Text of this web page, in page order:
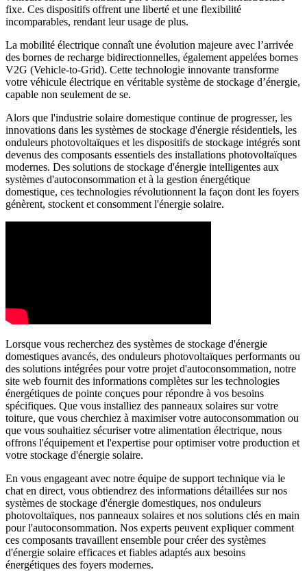
fixe. Ces dispositifs offrent une liberté et une flexibilité
incomparables, rendant leur usage de plus.
La mobilité électrique connaît une évolution majeure avec l’arrivée
des bornes de recharge bidirectionnelles, également appelées bornes
V2G (Vehicle-to-Grid). Cette technologie innovante transforme
votre véhicule électrique en véritable système de stockage d’énergie,
capable non seulement de se.
Alors que l'industrie solaire domestique continue de progresser, les
innovations dans les systèmes de stockage d'énergie résidentiels, les
onduleurs photovoltaïques et les dispositifs de stockage intégrés sont
devenus des composants essentiels des installations photovoltaïques
modernes. Des solutions de stockage d'énergie intelligentes aux
systèmes d'autoconsommation et à la gestion énergétique
domestique, ces technologies révolutionnent la façon dont les foyers
génèrent, stockent et consomment l'énergie solaire.
Lorsque vous recherchez des systèmes de stockage d'énergie
domestiques avancés, des onduleurs photovoltaïques performants ou
des solutions intégrées pour votre projet d'autoconsommation, notre
site web fournit des informations complètes sur les technologies
énergétiques de pointe conçues pour répondre à vos besoins
spécifiques. Que vous installiez des panneaux solaires sur votre
toiture, que vous cherchiez à maximiser votre autoconsommation ou
que vous souhaitiez sécuriser votre alimentation électrique, nous
offrons l'équipement et l'expertise pour optimiser votre production et
votre stockage d'énergie solaire.
En vous engageant avec notre équipe de support technique via le
chat en direct, vous obtiendrez des informations détaillées sur nos
systèmes de stockage d'énergie domestiques, nos onduleurs
photovoltaïques, nos panneaux solaires et nos solutions clés en main
pour l'autoconsommation. Nos experts peuvent expliquer comment
ces composants travaillent ensemble pour créer des systèmes
d'énergie solaire efficaces et fiables adaptés aux besoins
énergétiques des foyers modernes.